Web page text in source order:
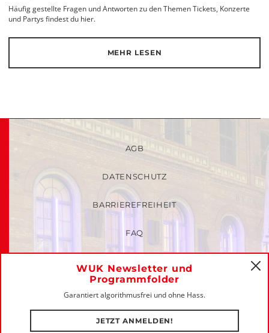
Häufig gestellte Fragen und Antworten zu den Themen Tickets, Konzerte
und Partys findest du hier.
MEHR LESEN
WUK Newsletter und
Programmfolder
Garantiert algorithmusfrei und ohne Hass.
JETZT ANMELDEN!
AGB
DATENSCHUTZ
BARRIEREFREIHEIT
FAQ
IMPRESSUM